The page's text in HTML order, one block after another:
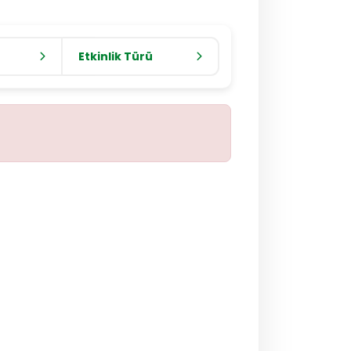
Etkinlik Türü